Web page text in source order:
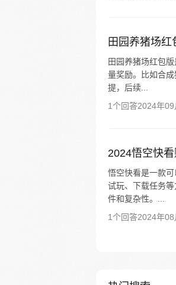
田园养猪场红
田园养猪场红包
量奖励。比如合
提，后续...
1个回答2024年
2024悟空快
悟空快看是一款
试玩、下载任务
件和复杂性。...
1个回答2024年08